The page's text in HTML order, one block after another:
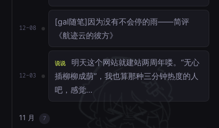
12-08
[gal随笔]因为没有不会停的雨——简评
《航迹云的彼方》
12-03
说说
明天这个网站就建站两周年喽。“无心
插柳柳成荫”，我也算那种三分钟热度的人
吧，感觉…
11 月 7